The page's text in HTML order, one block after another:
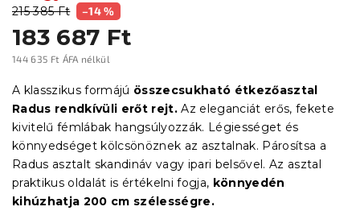
215 385 Ft –14 %
183 687 Ft
144 635 Ft ÁFA nélkül
A klasszikus formájú összecsukható étkezőasztal
Radus rendkívüli erőt rejt. Az eleganciát erős, fekete
kivitelű fémlábak hangsúlyozzák. Légiességet és
könnyedséget kölcsönöznek az asztalnak. Párosítsa a
Radus asztalt skandináv vagy ipari belsővel. Az asztal
praktikus oldalát is értékelni fogja, könnyedén
kihúzhatja 200 cm szélességre.